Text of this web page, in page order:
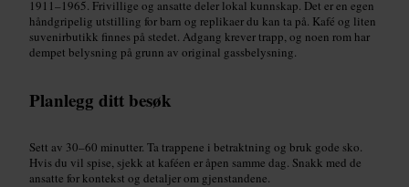
1911–1965. Frivillige og ansatte deler lokal kunnskap. Det er en egen
håndgripelig utstilling for barn og replikaer du kan ta på. Kafé og liten
suvenirbutikk finnes på stedet. Adgang krever trapp, og noen rom har
dempet belysning på grunn av original gassbelysning.
Planlegg ditt besøk
Sett av 30–60 minutter. Ta trappene i betraktning og bruk gode sko.
Hvis du vil spise, sjekk at kaféen er åpen samme dag. Snakk med de
ansatte for kontekst og detaljer om gjenstandene.